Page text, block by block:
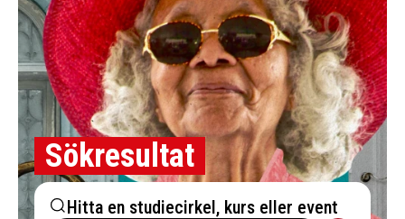
Sökresultat
Hitta en studiecirkel, kurs eller event